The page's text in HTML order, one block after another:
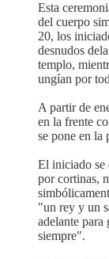
Esta
del cuerpo
20, los
desnudos
templo,
ungían por
A partir de
en la frente
se pone en la
El iniciado se
por cortinas,
"un rey y un
adelante para
siempre".